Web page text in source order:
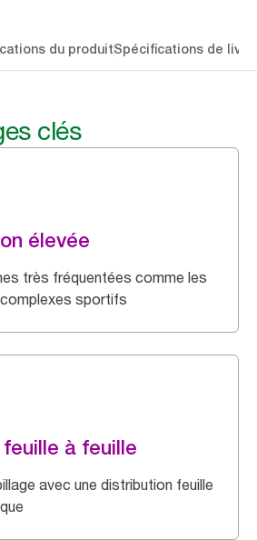
du produitSpécifications de
clés
élevée
très fréquentées comme les
sportifs
à feuille
avec une distribution feuille